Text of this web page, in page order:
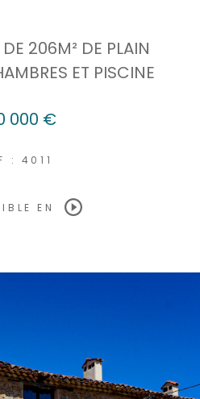
206M² DE PLAIN
ET PISCINE
000 €
: 4011
EN